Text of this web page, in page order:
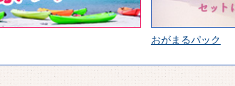
おがまるパック